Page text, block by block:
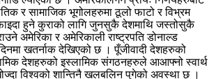
र सामाजिक भूगोलहरुमा ठूलो फाटो र विभ्रम
हुने कुराको लागि जुनसुकै देशमाथि जस्तोसुकै
अमेरिका र अमेरिकाली राष्ट्रपति डोनाल्ड
खतर्नाक देखिएको छ । पूँजीवादी देशहरुको
देशहरुको इस्लामिक संगठनहरुले आआफ्नो स्वार्थ
विश्वको शान्तिनै खलबलिन पुगेको अवस्था छ ।